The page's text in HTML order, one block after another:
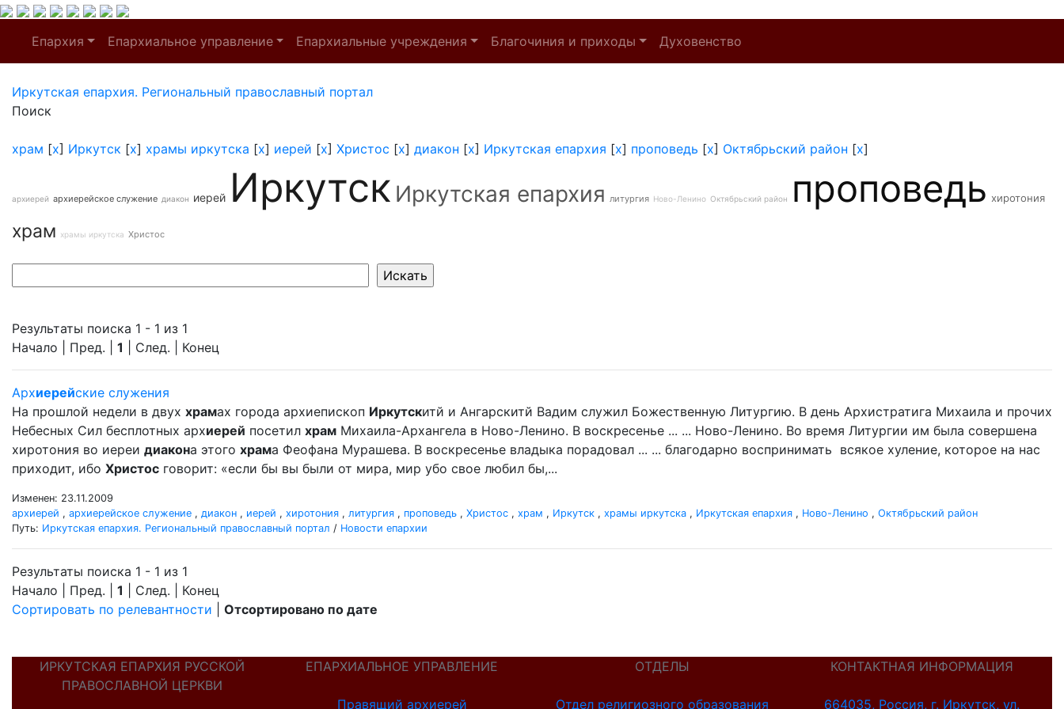
Епархия Епархиальное управление Епархиальные учреждения Благочиния и приходы Духовенство
Иркутская епархия. Региональный православный портал
Поиск
храм [x] Иркутск [x] храмы иркутска [x] иерей [x] Христос [x] диакон [x] Иркутская епархия [x] проповедь [x] Октябрьский район [x]
архиерей архиерейское служение диакон иерей Иркутск Иркутская епархия литургия Ново-Ленино Октябрьский район проповедь хиротония
храм храмы иркутска Христос
Результаты поиска 1 - 1 из 1
Начало | Пред. | 1 | След. | Конец
Архиерейские служения
На прошлой недели в двух храмах города архиепископ Иркутскитй и Ангарскитй Вадим служил Божественную Литургию. В день Архистратига Михаила и прочих
Небесных Сил бесплотных архиерей посетил храм Михаила-Архангела в Ново-Ленино. В воскресенье ... ... Ново-Ленино. Во время Литургии им была совершена
хиротония во иереи диакона этого храма Феофана Мурашева. В воскресенье владыка порадовал ... ... благодарно воспринимать всякое хуление, которое на нас
приходит, ибо Христос говорит: «если бы вы были от мира, мир убо свое любил бы,...
Изменен: 23.11.2009
архиерей , архиерейское служение , диакон , иерей , хиротония , литургия , проповедь , Христос , храм , Иркутск , храмы иркутска , Иркутская епархия , Ново-Ленино , Октябрьский район
Путь: Иркутская епархия. Региональный православный портал / Новости епархии
Результаты поиска 1 - 1 из 1
Начало | Пред. | 1 | След. | Конец
Сортировать по релевантности
Отсортировано по дате
ИРКУТСКАЯ ЕПАРХИЯ РУССКОЙ
ПРАВОСЛАВНОЙ ЦЕРКВИ
ЕПАРХИАЛЬНОЕ УПРАВЛЕНИЕ
Правящий архиерей
ОТДЕЛЫ
Отдел религиозного образования
КОНТАКТНАЯ ИНФОРМАЦИЯ
664035, Россия, г. Иркутск, ул.